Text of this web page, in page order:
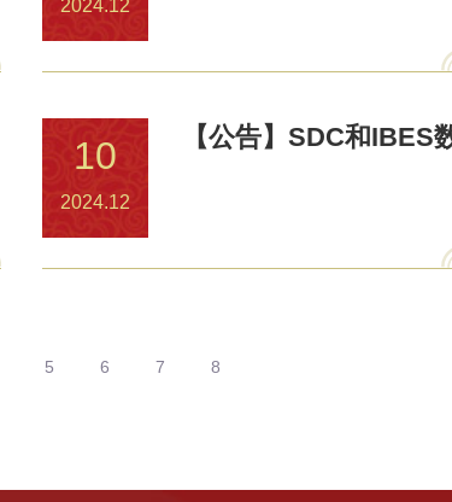
2024.12
10
2024.12
【公告】SDC和IBES
5 6 7 8